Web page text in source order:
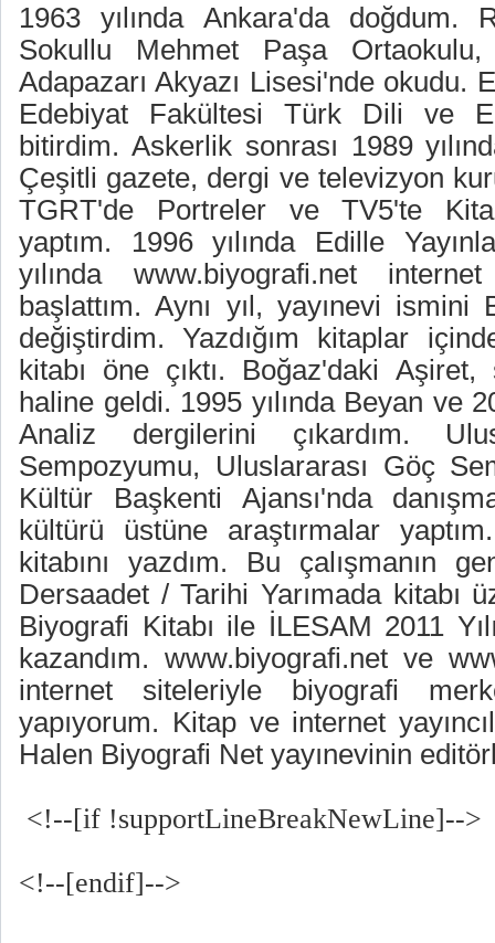
1963 yılında Ankara'da doğdum.
Sokullu Mehmet Paşa
Adapazarı Akyazı Lisesi'nde okudu.
Edebiyat Fakültesi Türk Dili ve
bitirdim. Askerlik sonrası 1989
Çeşitli gazete, dergi ve televizyon
TGRT'de Portreler ve TV5'te
yaptım. 1996 yılında Edille
yılında www.biyografi.net
başlattım. Aynı yıl, yayınevi
değiştirdim. Yazdığım kitaplar
kitabı öne çıktı. Boğaz'daki
haline geldi. 1995 yılında Beyan ve
Analiz dergilerini çıkardım.
Sempozyumu, Uluslararası Göç
Kültür Başkenti Ajansı'nda
kültürü üstüne araştırmalar
kitabını yazdım. Bu çalışmanın
Dersaadet / Tarihi Yarımada kitabı
Biyografi Kitabı ile İLESAM 2011
kazandım. www.biyografi.net ve
internet siteleriyle biyografi
yapıyorum. Kitap ve internet
Halen Biyografi Net yayınevinin
<!--[if !supportLineBreakNewLine]-->
<!--[endif]-->